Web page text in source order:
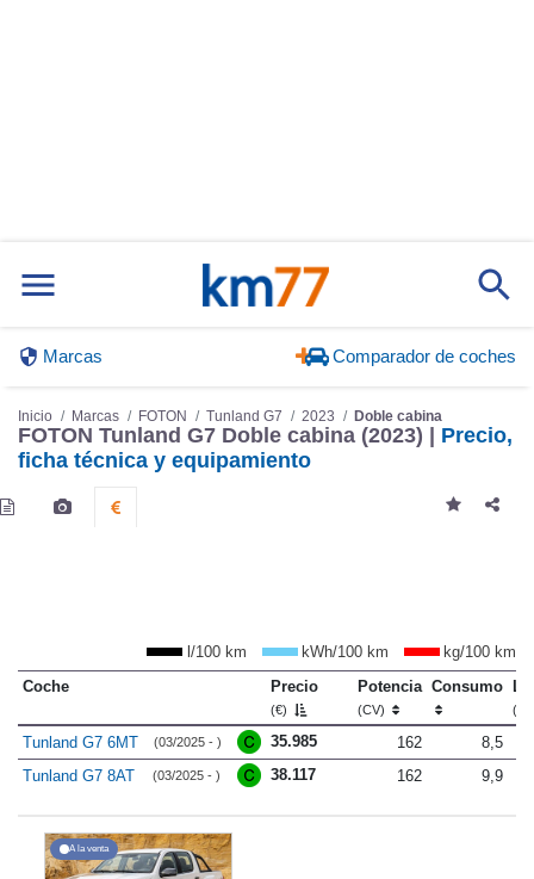
Marcas Comparador de coches
Inicio Marcas FOTON Tunland G7 2023 Doble cabina
FOTON Tunland G7 Doble cabina (2023) | Precio,
ficha técnica y equipamiento
l/100 km kWh/100 km
kg/100 km
Coche
Precio
(€)
Potencia
(CV)
Consumo
Tunland G7 6MT (03/2025 - ) 35.985 162
8,5
Tunland G7 8AT
(03/2025 - ) 38.117 162 9,9
A la venta